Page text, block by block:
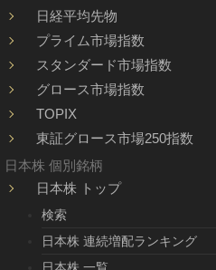
日経平均先物
プライム市場指数
スタンダード市場指数
グロース市場指数
TOPIX
東証グロース市場250指数
日本株 個別銘柄
日本株 トップ
検索
日本株 連続増配ランキング
日本株 一覧